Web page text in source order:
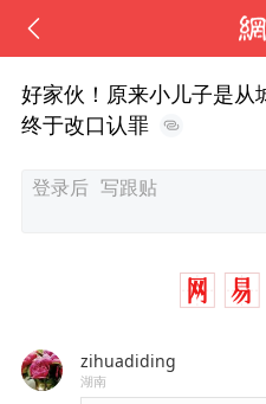
好家伙！原来小儿子是从
终于改口认罪
zihuadiding
湖南